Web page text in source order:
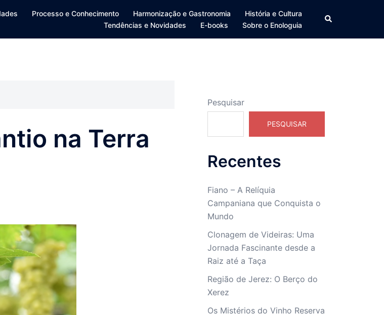
Processo e Conhecimento Harmonização e Gastronomia
História e Cultura
Tendências e Novidades
E-books Sobre o Enologuia
Search
na Terra
Pesquisar
PESQUISAR
Recentes
Fiano – A Relíquia
Campaniana que Conquista o
Mundo
Clonagem de Videiras: Uma
Jornada Fascinante desde a
Raiz até a Taça
Região de Jerez: O Berço do
Xerez
Os Mistérios do Vinho Reserva